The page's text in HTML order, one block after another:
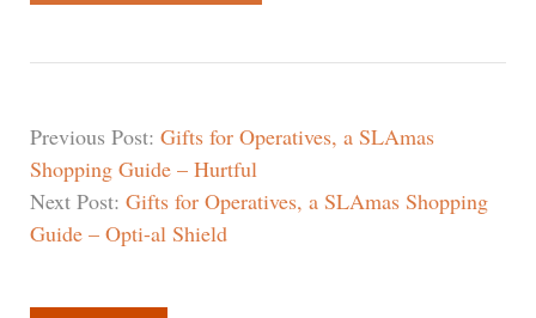
Previous Post: Gifts for Operatives, a SLAmas
Shopping Guide – Hurtful
Next Post: Gifts for Operatives, a SLAmas Shopping
Guide – Opti-al Shield